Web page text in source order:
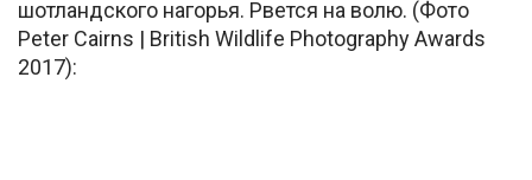
шотландского нагорья. Рвется на волю. (Фото
Peter Cairns | British Wildlife Photography Awards
2017):